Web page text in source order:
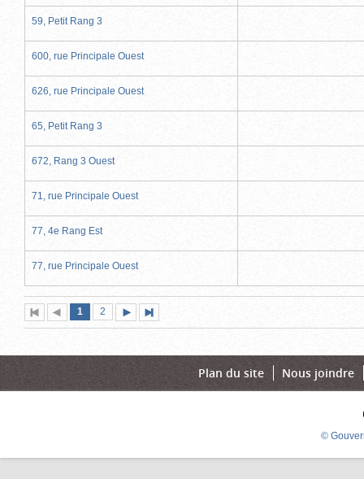
59, Petit Rang 3
600, rue Principale Ouest
626, rue Principale Ouest
65, Petit Rang 3
672, Rang 3 Ouest
71, rue Principale Ouest
77, 4e Rang Est
77, rue Principale Ouest
Première
page
Page
précédente
Page
1 (page
actuelle)
Page
2
suivante
page
Plan du site Nous joindre
©